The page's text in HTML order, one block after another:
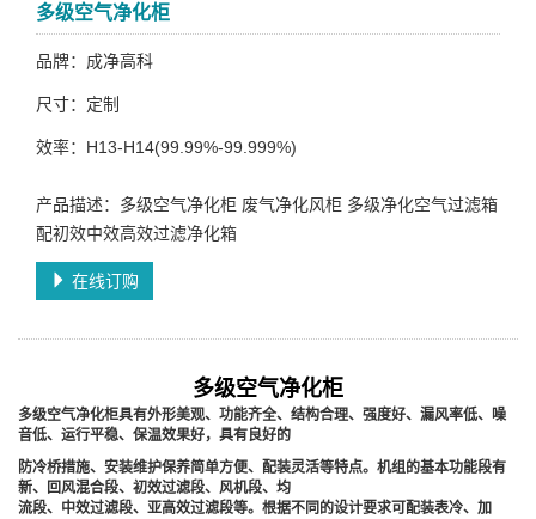
多级空气净化柜
品牌：成净高科
尺寸：定制
效率：H13-H14(99.99%-99.999%)
产品描述：多级空气净化柜 废气净化风柜 多级净化空气过滤箱
配初效中效高效过滤净化箱
在线订购
多级空气净化柜
多级空气净化柜具有外形美观、功能齐全、结构合理、强度好、漏风率低、噪
音低、运行平稳、保温效果好，具有良好的
防冷桥措施、安装维护保养简单方便、配装灵活等特点。机组的基本功能段有
新、回风混合段、初效过滤段、风机段、均
流段、中效过滤段、亚高效过滤段等。根据不同的设计要求可配装表冷、加